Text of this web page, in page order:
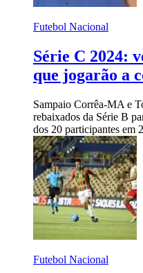
Futebol Nacional
Série C 2024:
que jogarão a
Sampaio Corrêa-MA e
rebaixados da Série B
dos 20 participantes em
Futebol Nacional